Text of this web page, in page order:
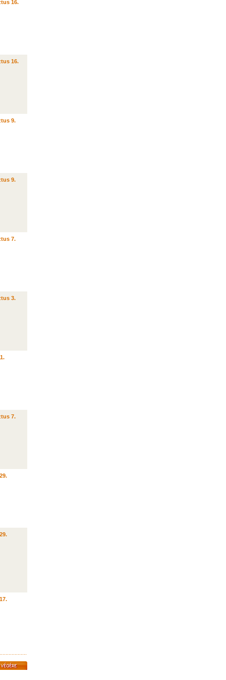
16.
16.
9.
9.
7.
3.
7.